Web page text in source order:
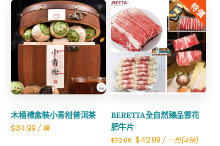
木桶禮盒裝小青柑普洱茶
$34.99 / 桶
Share
特價
BERETTA全自然臻品雪花
肥牛片
$72.00 Original
$42.99Current
/ 一份(4磅)
Share